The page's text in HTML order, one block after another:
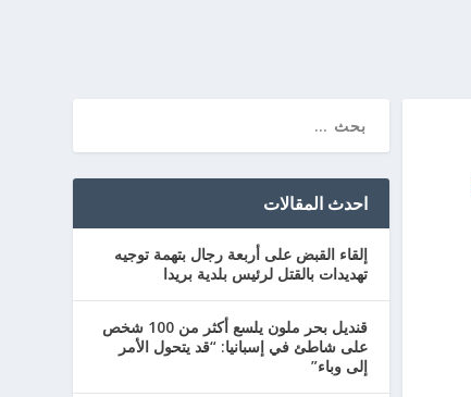
احدث المقالات
إلقاء القبض على أربعة رجال بتهمة توجيه
تهديدات بالقتل لرئيس بلدية بريدا
قنديل بحر ملون يلسع أكثر من 100 شخص
على شاطئ في إسبانيا: “قد يتحول الأمر
إلى وباء”